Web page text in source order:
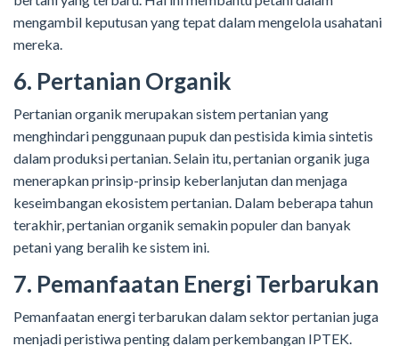
mengambil keputusan yang tepat dalam mengelola usahatani
mereka.
6. Pertanian Organik
Pertanian organik merupakan sistem pertanian yang
menghindari penggunaan pupuk dan pestisida kimia sintetis
dalam produksi pertanian. Selain itu, pertanian organik juga
menerapkan prinsip-prinsip keberlanjutan dan menjaga
keseimbangan ekosistem pertanian. Dalam beberapa tahun
terakhir, pertanian organik semakin populer dan banyak
petani yang beralih ke sistem ini.
7. Pemanfaatan Energi Terbarukan
Pemanfaatan energi terbarukan dalam sektor pertanian juga
menjadi peristiwa penting dalam perkembangan IPTEK.